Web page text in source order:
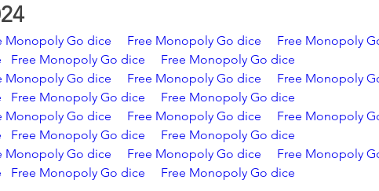
Monopoly Go dice Free Monopoly Go dice
Free Monopoly
Free Monopoly Go dice
Free Monopoly Go dice
Monopoly Go dice
Free Monopoly Go dice
Free Monopoly
Free Monopoly Go dice
Free Monopoly Go dice
Monopoly Go dice
Free Monopoly Go dice
Free Monopoly
Free Monopoly Go dice
Free Monopoly Go dice
Monopoly Go dice
Free Monopoly Go dice
Free Monopoly
Free Monopoly Go dice Free Monopoly Go dice